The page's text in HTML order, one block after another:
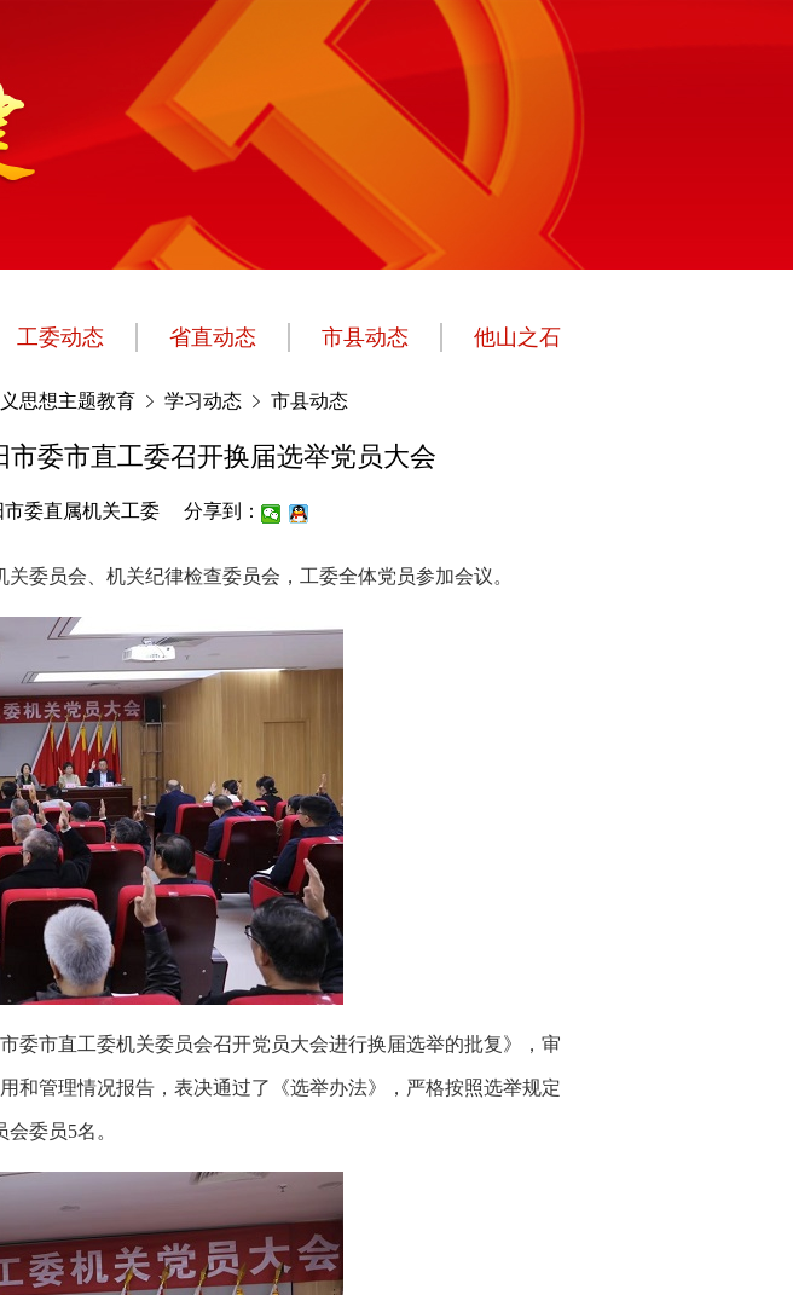
工委动态 省直动态 市县动态 他山之石
思想主题教育 学习动态 市县动态
委市直工委召开换届选举党员大会
委直属机关工委 分享到：
员会、机关纪律检查委员会，工委全体党员参加会议。
市直工委机关委员会召开党员大会进行换届选举的批复》，审
和管理情况报告，表决通过了《选举办法》，严格按照选举规定
委员5名。